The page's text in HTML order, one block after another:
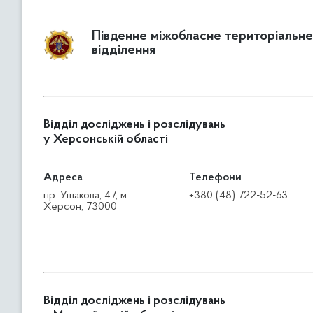
Південне міжобласне територіальне
відділення
Відділ досліджень і розслідувань
у Херсонській області
Адреса
пр. Ушакова, 47, м.
Херсон, 73000
Телефони
+380 (48) 722-52-63
Відділ досліджень і розслідувань